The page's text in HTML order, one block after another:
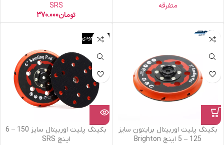
متفرقه
SRS
تومان370.000
بکینگ پلیت اوربیتال برایتون سایز
125 – 5 اینچ Brighton
اتمام موجودی
بکینگ پلیت اوربیتال سایز 150 – 6
اینچ SRS